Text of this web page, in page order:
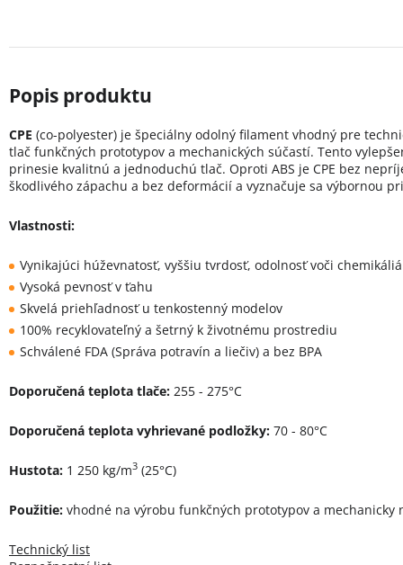
CPE (co-polyester) je špeciálny odolný filament vhodný pre
tlač funkčných prototypov a mechanických súčastí. Tento
prinesie kvalitnú a jednoduchú tlač. Oproti ABS je CPE bez
škodlivého zápachu a bez deformácií a vyznačuje sa výbornou
Vlastnosti:
Vynikajúci húževnatosť, vyššiu tvrdosť, odolnosť voči
Vysoká pevnosť v ťahu
Skvelá priehľadnosť u tenkostenný modelov
100% recyklovateľný a šetrný k životnému prostrediu
Schválené FDA (Správa potravín a liečiv) a bez BPA
Doporučená teplota tlače: 255 - 275°C
Doporučená teplota vyhrievané podložky: 70 - 80°C
Hustota: 1 250 kg/m3 (25°C)
Použitie: vhodné na výrobu funkčných prototypov a mechanicky
Technický list